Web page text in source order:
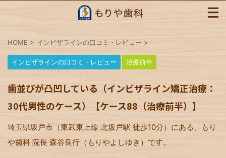
HOME > インビザラインの口コミ・レビュー >
インビザラインの口コミ・レビュー 治療前半
歯並びが凸凹している（インビザライン矯正治療：
30代男性のケース）【ケース88（治療前半）】
埼玉県坂戸市（東武東上線 北坂戸駅 徒歩10分）にある、もり
や歯科 院長 森谷良行（もりやよしゆき）です。